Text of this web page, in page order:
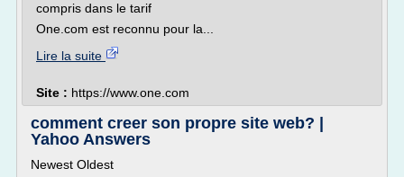
compris dans le tarif
One.com est reconnu pour la...
Lire la suite
Site : https://www.one.com
comment creer son propre site web? |
Yahoo Answers
Newest Oldest